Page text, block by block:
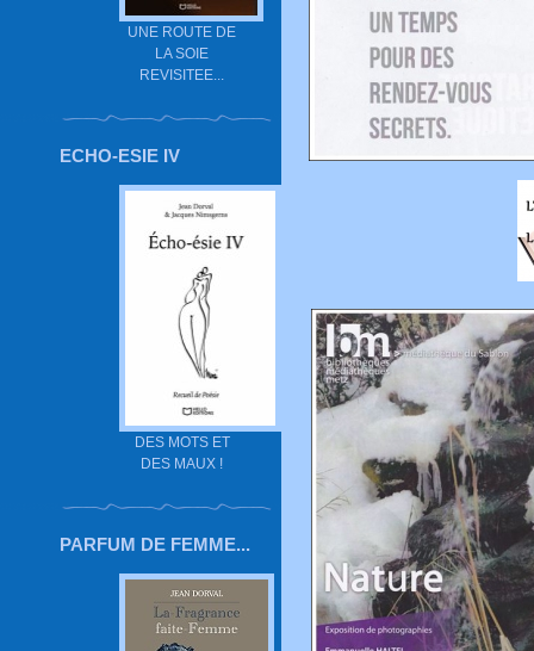
UNE ROUTE DE
LA SOIE
REVISITEE...
ECHO-ESIE IV
DES MOTS ET
DES MAUX !
PARFUM DE FEMME...